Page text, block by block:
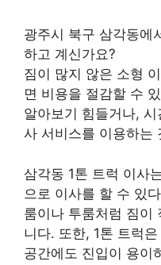
광주시 북구 삼각동에
하고 계신가요?
짐이 많지 않은 소형
면 비용을 절감할 수
알아보기 힘들거나,
사 서비스를 이용하는
삼각동 1톤 트럭 이사
으로 이사를 할 수 있
룸이나 투룸처럼 짐이
니다. 또한, 1톤 트럭
공간에도 진입이 용이